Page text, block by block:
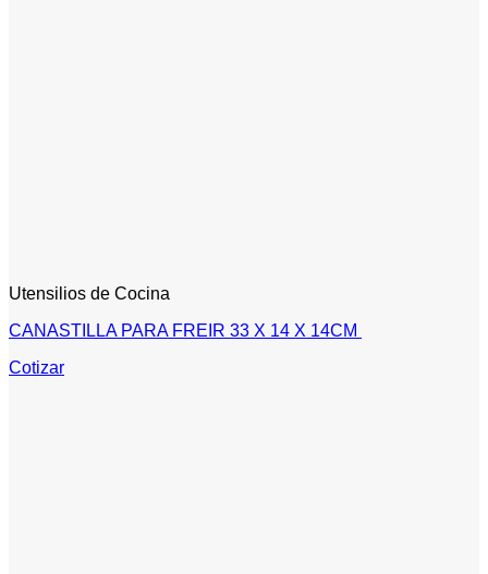
Utensilios de Cocina
CANASTILLA PARA FREIR 33 X 14 X 14CM
Cotizar